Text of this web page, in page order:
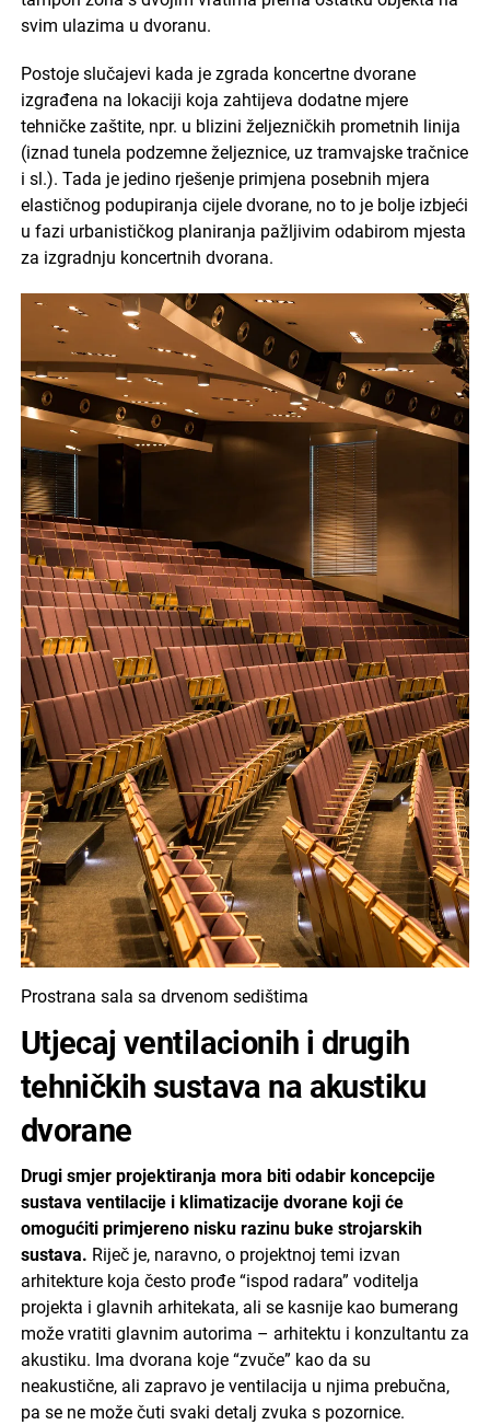
svim ulazima u dvoranu.
Postoje slučajevi kada je zgrada koncertne dvorane
izgrađena na lokaciji koja zahtijeva dodatne mjere
tehničke zaštite, npr. u blizini željezničkih prometnih linija
(iznad tunela podzemne željeznice, uz tramvajske tračnice
i sl.). Tada je jedino rješenje primjena posebnih mjera
elastičnog podupiranja cijele dvorane, no to je bolje izbjeći
u fazi urbanističkog planiranja pažljivim odabirom mjesta
za izgradnju koncertnih dvorana.
Prostrana sala sa drvenom sedištima
Utjecaj ventilacionih i drugih
tehničkih sustava na akustiku
dvorane
Drugi smjer projektiranja mora biti odabir koncepcije
sustava ventilacije i klimatizacije dvorane koji će
omogućiti primjereno nisku razinu buke strojarskih
sustava. Riječ je, naravno, o projektnoj temi izvan
arhitekture koja često prođe “ispod radara” voditelja
projekta i glavnih arhitekata, ali se kasnije kao bumerang
može vratiti glavnim autorima – arhitektu i konzultantu za
akustiku. Ima dvorana koje “zvuče” kao da su
neakustične, ali zapravo je ventilacija u njima prebučna,
pa se ne može čuti svaki detalj zvuka s pozornice.